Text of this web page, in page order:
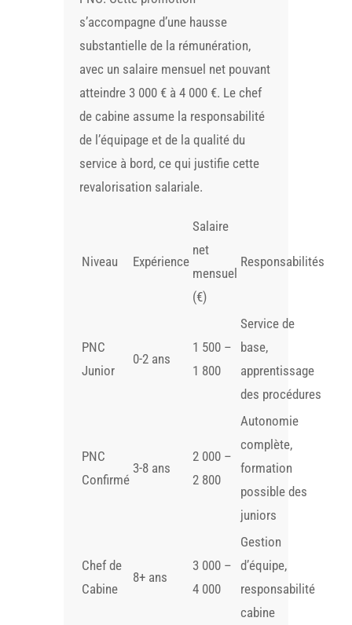
s’accompagne d’une hausse
substantielle de la rémunération,
avec un salaire mensuel net pouvant
atteindre 3 000 € à 4 000 €. Le chef
de cabine assume la responsabilité
de l’équipage et de la qualité du
service à bord, ce qui justifie cette
revalorisation salariale.
Niveau Expérience
Salaire
net
mensuel
(€)
Responsabilités
PNC
Junior
0-2 ans
1 500 –
1 800
Service de
base,
apprentissage
des procédures
PNC
Confirmé
3-8 ans
2 000 –
2 800
Autonomie
complète,
formation
possible des
juniors
Chef de
Cabine
8+ ans
3 000 –
4 000
Gestion
d’équipe,
responsabilité
cabine